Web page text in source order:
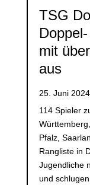
TSG
mit
aus
25. Juni 2024
114 Spieler
Pfalz,
Rangliste in
Jugendliche
und